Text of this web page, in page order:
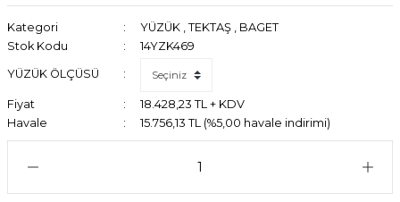
Kategori YÜZÜK , TEKTAŞ , BAGET
Stok Kodu
14YZK469
YÜZÜK ÖLÇÜSÜ
Fiyat
18.428,23 TL + KDV
Havale
15.756,13 TL (%5,00 havale indirimi)